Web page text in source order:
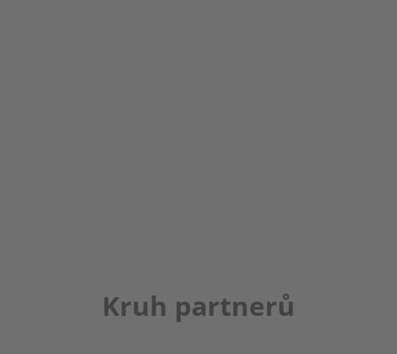
Kruh partnerů